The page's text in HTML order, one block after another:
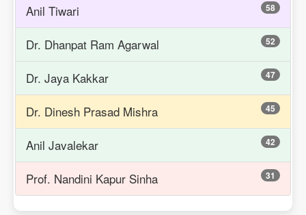
Anil Tiwari 58
Dr. Dhanpat Ram Agarwal 52
Dr. Jaya Kakkar 47
Dr. Dinesh Prasad Mishra 45
Anil Javalekar 42
Prof. Nandini Kapur Sinha 31